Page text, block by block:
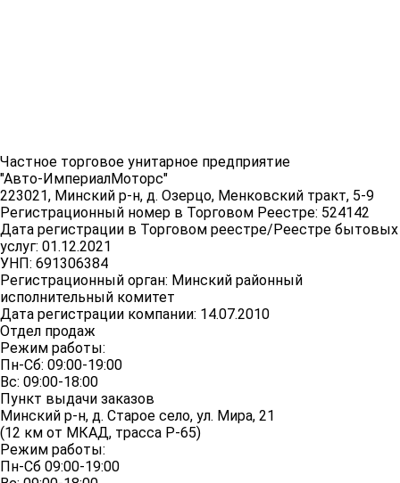
Частное торговое унитарное предприятие
"Авто-ИмпериалМоторс"
223021, Минский р-н, д. Озерцо, Менковский тракт, 5-9
Регистрационный номер в Торговом Реестре: 524142
Дата регистрации в Торговом реестре/Реестре бытовых
услуг: 01.12.2021
УНП: 691306384
Регистрационный орган: Минский районный
исполнительный комитет
Дата регистрации компании: 14.07.2010
Отдел продаж
Режим работы:
Пн-Сб: 09:00-19:00
Вс: 09:00-18:00
Пункт выдачи заказов
Минский р-н, д. Старое село, ул. Мира, 21
(12 км от МКАД, трасса P-65)
Режим работы:
Пн-Сб 09:00-19:00